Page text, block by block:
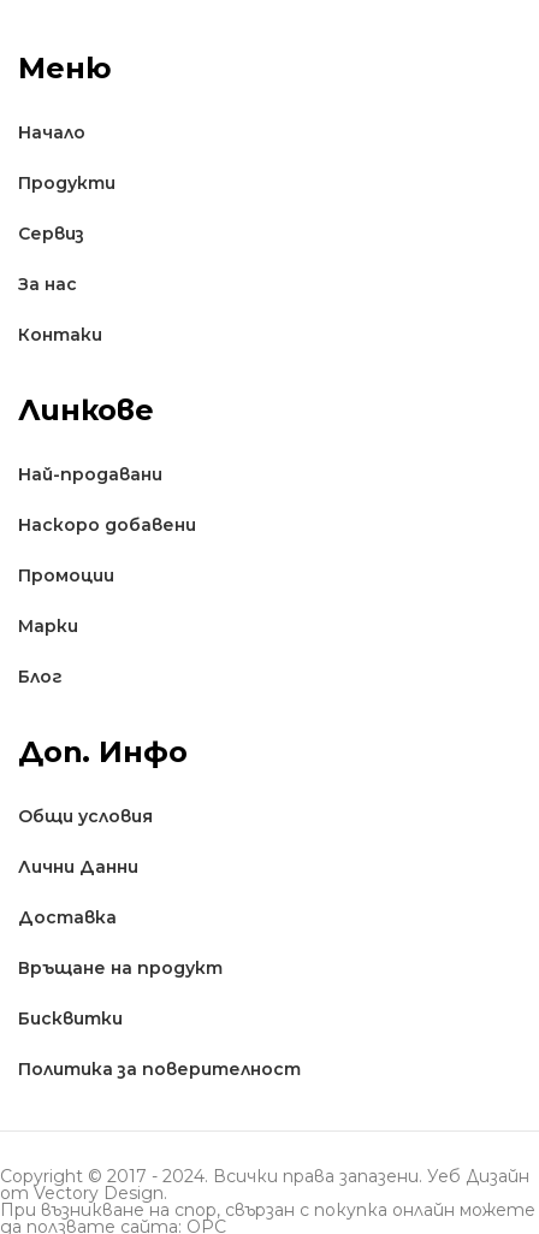
Меню
Начало
Продукти
Сервиз
За нас
Контаки
Линкове
Най-продавани
Наскоро добавени
Промоции
Марки
Блог
Доп. Инфо
Общи условия
Лични Данни
Доставкa
Връщане на продукт
Бисквитки
Политика за поверителност
Copyright © 2017 - 2024. Всички права запазени. Уеб Дизайн
от Vectory Design.
При възникване на спор, свързан с покупка онлайн можете
да ползвате сайта: ОРС